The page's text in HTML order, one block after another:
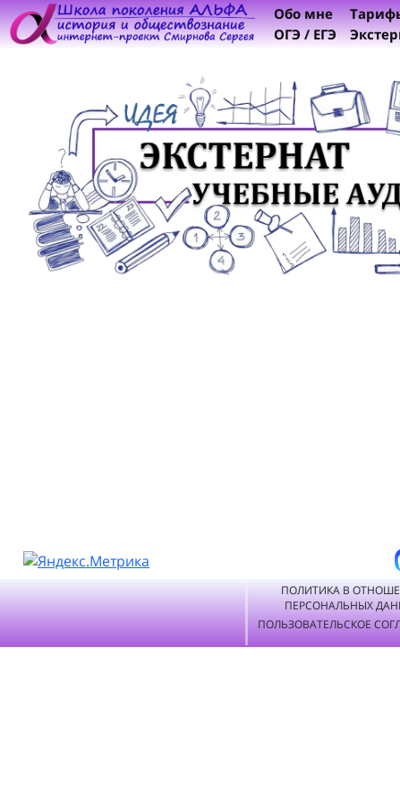
Обо мне
ОГЭ / ЕГЭ
ПОЛИТИКА В
ПЕРСОНАЛЬНЫХ
ПОЛЬЗОВАТЕЛЬСКОЕ